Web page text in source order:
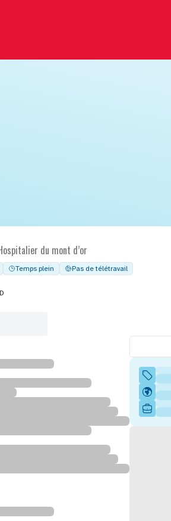
du mont d’or
Temps plein Pas de télétravail